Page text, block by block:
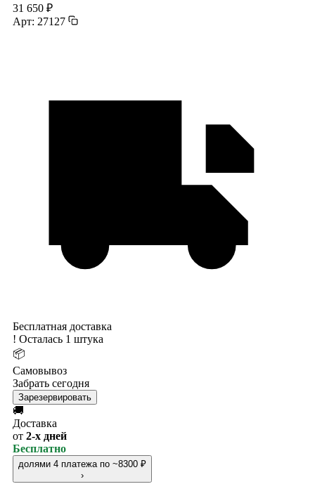
31 650 ₽
Арт: 27127
Бесплатная доставка
! Осталась 1 штука
📦
Самовывоз
Забрать сегодня
Зарезервировать
🚚
Доставка
от 2-х дней
Бесплатно
долями 4 платежа по ~8300 ₽
›